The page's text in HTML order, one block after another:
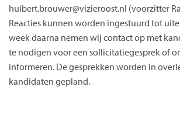
huibert.brouwer@vizieroost.nl (voorzitter
Reacties kunnen worden ingestuurd tot
week daarna nemen wij contact op met
te nodigen voor een sollicitatiegesprek of
informeren. De gesprekken worden in
kandidaten gepland.